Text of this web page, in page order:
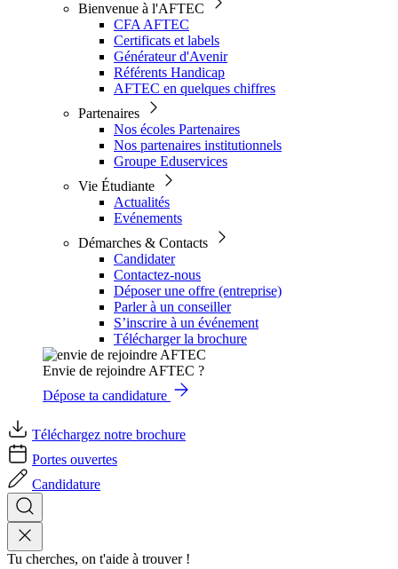
Bienvenue à l'AFTEC
CFA AFTEC
Certificats et labels
Générateur d'Avenir
Référents Handicap
AFTEC en quelques chiffres
Partenaires
Nos écoles Partenaires
Nos partenaires institutionnels
Groupe Eduservices
Vie Étudiante
Actualités
Evénements
Démarches & Contacts
Candidater
Contactez-nous
Déposer une offre (entreprise)
Parler à un conseiller
S’inscrire à un événement
Télécharger la brochure
Envie de rejoindre AFTEC ?
Dépose ta candidature
Téléchargez notre brochure
Portes ouvertes
Candidature
Tu cherches, on t'aide à trouver !